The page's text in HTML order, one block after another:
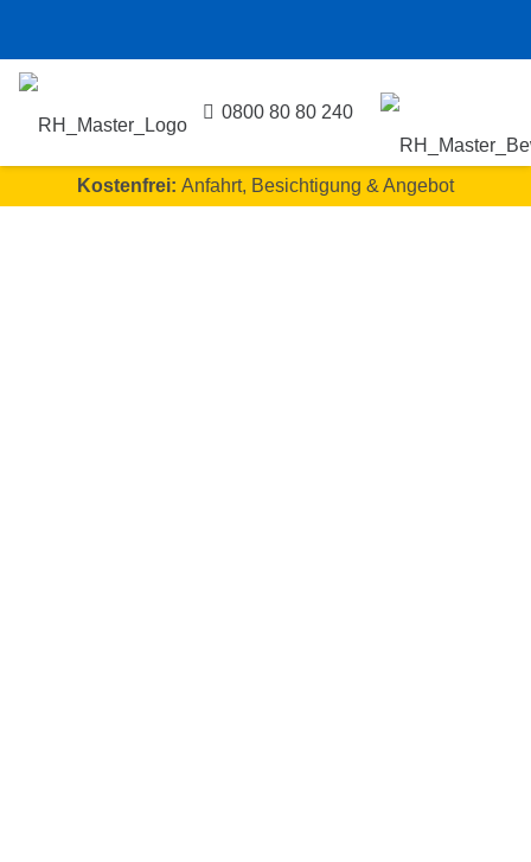
0800 80 80 240
Kostenfrei: Anfahrt, Besichtigung & Angebot